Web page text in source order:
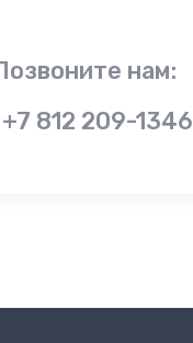
нам:
+7 812 209-1346